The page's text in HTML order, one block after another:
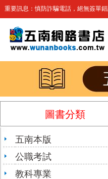
重要訊息：慎防詐騙電話，絕無簽單
圖書分類
五南本版
公職考試
教科專業